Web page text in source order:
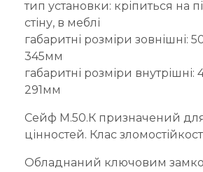
тип установки: кріпиться на
стіну, в меблі
габаритні розміри зовнішні:
345мм
габаритні розміри внутрішні:
291мм
Сейф M.50.К призначений для
цінностей. Клас
Обладнаний ключовим